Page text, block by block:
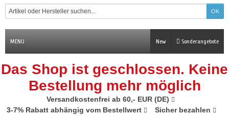
MENU Sonderangebote
New
Das Shop ist geschlossen. Keine
Bestellung mehr möglich
Versandkostenfrei ab 60,- EUR (DE)
3-7% Rabatt abhängig vom Bestellwert
Sicher bezahlen